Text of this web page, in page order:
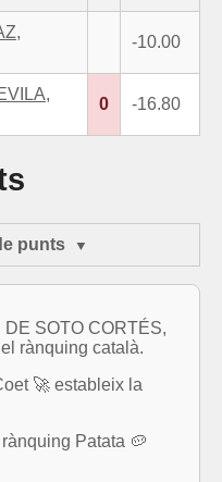
-10.00
0 -16.80
punts
SOTO CORTÉS,
rànquing català.
🚀 estableix la
Patata 🥔